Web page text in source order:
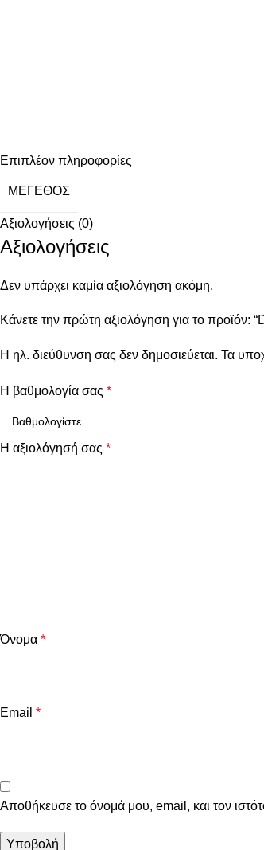
Επιπλέον πληροφορίες
ΜΈΓΕΘΟΣ
Αξιολογήσεις (0)
Αξιολογήσεις
Δεν υπάρχει καμία αξιολόγηση ακόμη.
Κάνετε την πρώτη αξιολόγηση για το
Η ηλ. διεύθυνση σας δεν δημοσιεύεται. Τα
Η βαθμολογία σας *
Η αξιολόγησή σας *
Όνομα *
Email *
Αποθήκευσε το όνομά μου, email, και τον